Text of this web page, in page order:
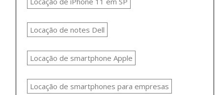
Locação de notes Dell
Locação de smartphone Apple
Locação de smartphones para empresas